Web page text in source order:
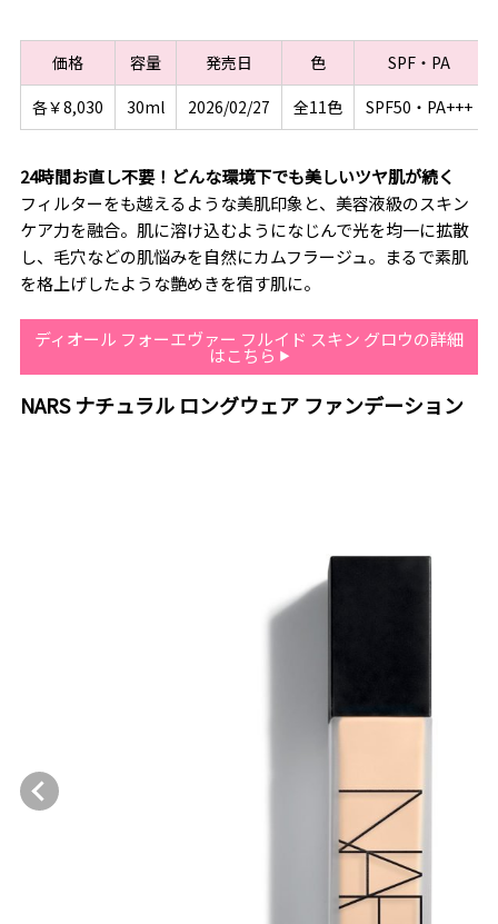
価格 容量 発売日 色
SPF・PA
各￥8,030
30ml 2026/02/27 全11色 SPF50・PA+++
24時間お直し不要！どんな環境下でも美しいツヤ肌が続く
フィルターをも越えるような美肌印象と、美容液級のスキン
ケア力を融合。肌に溶け込むようになじんで光を均一に拡散
し、毛穴などの肌悩みを自然にカムフラージュ。まるで素肌
を格上げしたような艶めきを宿す肌に。
ディオール フォーエヴァー フルイド スキン グロウの詳細
はこちら
NARS ナチュラル ロングウェア ファンデーション